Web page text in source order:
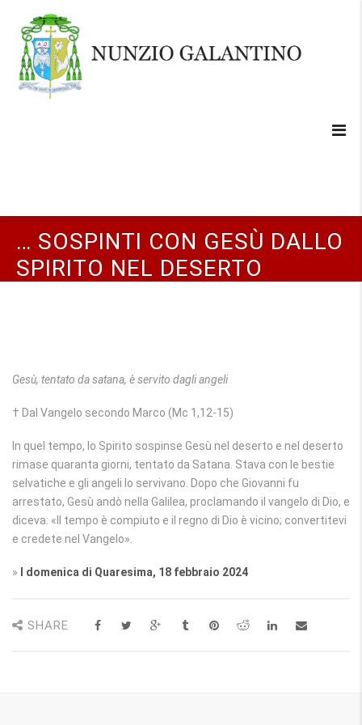
… SOSPINTI CON GESÙ DALLO
SPIRITO NEL DESERTO
Gesù, tentato da satana, è servito dagli angeli
† Dal Vangelo secondo Marco (Mc 1,12-15)
In quel tempo, lo Spirito sospinse Gesù nel deserto e nel deserto
rimase quaranta giorni, tentato da Satana. Stava con le bestie
selvatiche e gli angeli lo servivano. Dopo che Giovanni fu
arrestato, Gesù andò nella Galilea, proclamando il vangelo di Dio, e
diceva: «Il tempo è compiuto e il regno di Dio è vicino; convertitevi
e credete nel Vangelo».
» I domenica di Quaresima, 18 febbraio 2024
SHARE